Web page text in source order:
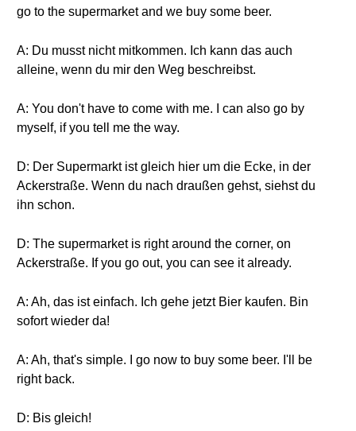
go to the supermarket and we buy some beer.
A: Du musst nicht mitkommen. Ich kann das auch
alleine, wenn du mir den Weg beschreibst.
A: You don't have to come with me. I can also go by
myself, if you tell me the way.
D: Der Supermarkt ist gleich hier um die Ecke, in der
Ackerstraße. Wenn du nach draußen gehst, siehst du
ihn schon.
D: The supermarket is right around the corner, on
Ackerstraße. If you go out, you can see it already.
A: Ah, das ist einfach. Ich gehe jetzt Bier kaufen. Bin
sofort wieder da!
A: Ah, that's simple. I go now to buy some beer. I'll be
right back.
D: Bis gleich!